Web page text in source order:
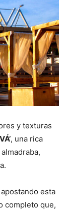
y texturas
, una rica
apostando esta
completo que,